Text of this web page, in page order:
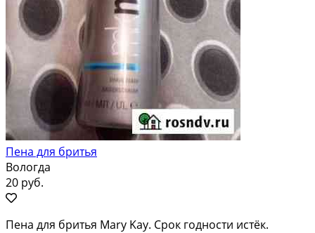
Пена для бритья
Вологда
20 руб.
Пена для бритья Mary Kay. Срок годности истёк.